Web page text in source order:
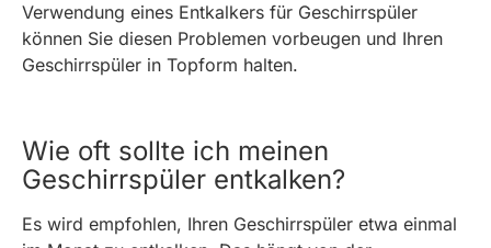
Verwendung eines Entkalkers für Geschirrspüler
können Sie diesen Problemen vorbeugen und Ihren
Geschirrspüler in Topform halten.
Wie oft sollte ich meinen
Geschirrspüler entkalken?
Es wird empfohlen, Ihren Geschirrspüler etwa einmal